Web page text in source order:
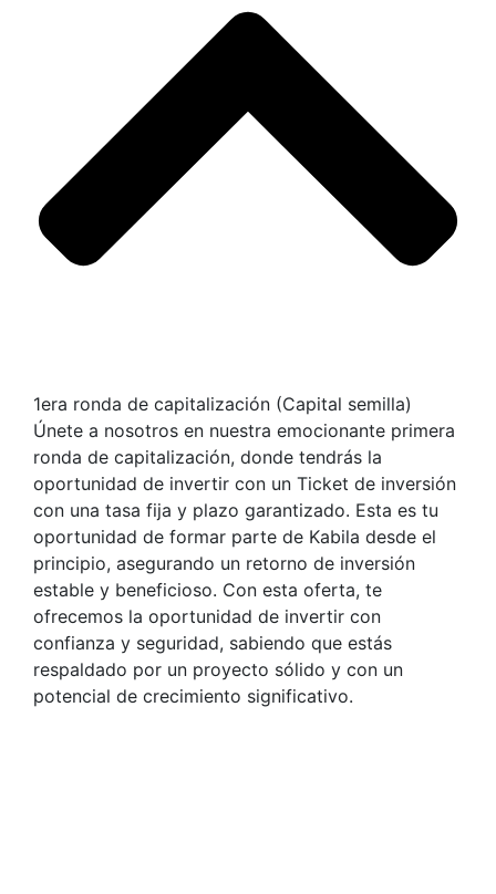
1era ronda de capitalización (Capital semilla)
Únete a nosotros en nuestra emocionante primera
ronda de capitalización, donde tendrás la
oportunidad de invertir con un Ticket de inversión
con una tasa fija y plazo garantizado. Esta es tu
oportunidad de formar parte de Kabila desde el
principio, asegurando un retorno de inversión
estable y beneficioso. Con esta oferta, te
ofrecemos la oportunidad de invertir con
confianza y seguridad, sabiendo que estás
respaldado por un proyecto sólido y con un
potencial de crecimiento significativo.